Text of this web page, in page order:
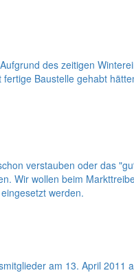
des zeitigen
Baustelle gehabt
verstauben oder das
Wir wollen beim
werden.
am 13. April